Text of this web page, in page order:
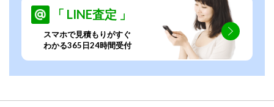
「 LINE査定 」
スマホで見積もりがすぐ
わかる365日24時間受付